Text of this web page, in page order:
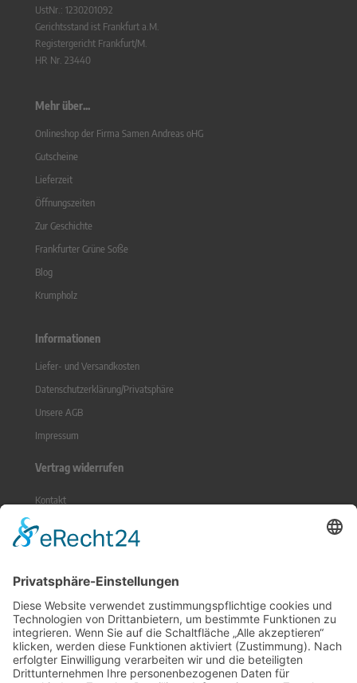
UstNr.: 1230201092
Gerichtsstand ist Frankfurt a.M.
Registergericht Frankfurt/M.
HR Nr. 23440
Mehr über...
Onlineshop der Firma Samen Andreas oHG
Gutscheine
Lieferzeit
Öffnungszeiten
Zur Geschichte
Frankfurter Grüne Soße
Blog
Krumpholz
Informationen
Liefer- und Versandkosten
Datenschutzerklärung/Privatsphäre
Unsere AGB
Impressum
Vertrag widerrufen
Kontakt
Sitemap
Widerrufsrecht
Zahlungsmethoden